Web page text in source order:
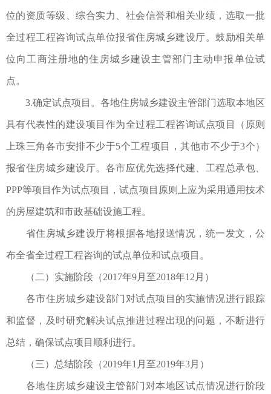
位的资质等级、综合实力、社会信誉和相关业绩，选取一批
全过程工程咨询试点单位报省住房城乡建设厅。鼓励相关单
位向工商注册地的住房城乡建设主管部门主动申报单位试
点。
3.确定试点项目。各地住房城乡建设主管部门选取本地区
具有代表性的建设项目作为全过程工程咨询试点项目（原则
上珠三角各市安排不少于5个工程项目，其他市不少于3个）
报省住房城乡建设厅。各市应优先选择代建、工程总承包、
PPP等项目作为试点项目，试点项目原则上应为采用通用技术
的房屋建筑和市政基础设施工程。
省住房城乡建设厅将根据各地报送情况，统一发文，公
布全省全过程工程咨询的试点单位和试点项目。
（二）实施阶段（2017年9月至2018年12月）
各市住房城乡建设部门对试点项目的实施情况进行跟踪
和监督，及时研究解决试点推进过程出现的问题，不断进行
总结，确保试点项目顺利进行。
（三）总结阶段（2019年1月至2019年3月）
各地住房城乡建设主管部门对本地区试点情况进行阶段